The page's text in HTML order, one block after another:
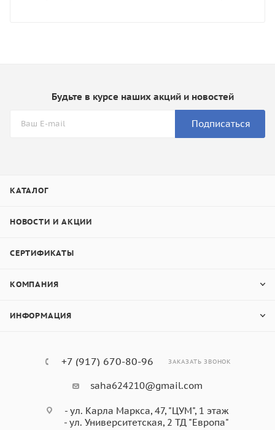
Будьте в курсе наших акций и новостей
Подписаться
КАТАЛОГ
НОВОСТИ И АКЦИИ
СЕРТИФИКАТЫ
КОМПАНИЯ
ИНФОРМАЦИЯ
+7 (917) 670-80-96 ЗАКАЗАТЬ ЗВОНОК
saha624210@gmail.com
- ул. Карла Маркса, 47, "ЦУМ", 1 этаж
- ул. Университетская, 2 ТД "Европа"